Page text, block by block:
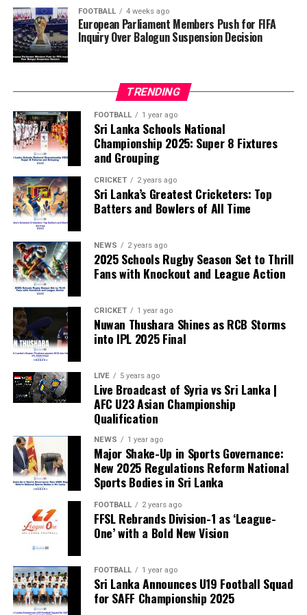
of the FIFA Peace Prize to Trump.
FIFA has maintained that the decision to overturn
Balogun’s suspension was made independently by its
According to the lawmakers, support for the initiative is
growing, with 35 members of the European Parliament
already backing the proposal.
“The beauty of sport lies in the consistent and
transparent application of its rules,” the statement said.
“When political influence determines who is eligible to
compete, the principle of fairness is fundamentally
weakened.”
FOOTBALL 4 weeks ago
European Parliament Members Push for FIFA
Inquiry Over Balogun Suspension Decision
TRENDING
FOOTBALL 1 year ago
Sri Lanka Schools National
Championship 2025: Super 8 Fixtures
and Grouping
CRICKET 2 years ago
Sri Lanka’s Greatest Cricketers: Top
Batters and Bowlers of All Time
NEWS 2 years ago
2025 Schools Rugby Season Set to Thrill
Fans with Knockout and League Action
CRICKET 1 year ago
Nuwan Thushara Shines as RCB Storms
into IPL 2025 Final
LIVE 5 years ago
Live Broadcast of Syria vs Sri Lanka |
AFC U23 Asian Championship
Qualification
NEWS 1 year ago
Major Shake-Up in Sports Governance:
New 2025 Regulations Reform National
Sports Bodies in Sri Lanka
FOOTBALL 2 years ago
FFSL Rebrands Division-1 as ‘League-
One’ with a Bold New Vision
FOOTBALL 1 year ago
Sri Lanka Announces U19 Football Squad
for SAFF Championship 2025